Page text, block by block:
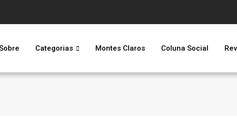
Categorias Montes Claros Coluna Social